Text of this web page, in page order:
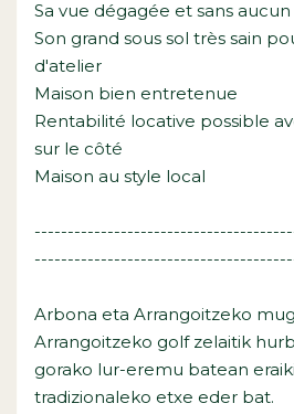
Sa vue dégagée et sans aucun
Son grand sous sol très sain
d'atelier
Maison bien entretenue
Rentabilité locative possible
sur le côté
Maison au style local
Arbona eta Arrangoitzeko
Arrangoitzeko golf zelaitik
gorako lur-eremu batean
tradizionaleko etxe eder bat.